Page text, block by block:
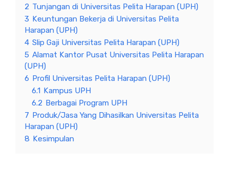
2 Tunjangan di Universitas Pelita Harapan (UPH)
3 Keuntungan Bekerja di Universitas Pelita
Harapan (UPH)
4 Slip Gaji Universitas Pelita Harapan (UPH)
5 Alamat Kantor Pusat Universitas Pelita Harapan
(UPH)
6 Profil Universitas Pelita Harapan (UPH)
6.1 Kampus UPH
6.2 Berbagai Program UPH
7 Produk/Jasa Yang Dihasilkan Universitas Pelita
Harapan (UPH)
8 Kesimpulan